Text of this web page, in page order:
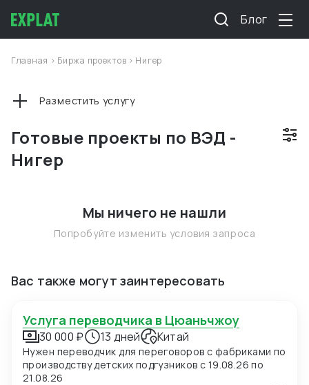
Блог
Главная > Биржа проектов > Нигер
Готовые проекты по ВЭД -
Нигер
Разместить услугу
Мы ничего не нашли
Попробуйте изменить условия запроса
Вас также могут заинтересовать
Услуга переводчика в Цюаньчжоу
30 000 ₽ 13 дней Китай
Нужен переводчик для переговоров с фабриками по
производству детских подгузников с 19.08.26 по
21.08.26